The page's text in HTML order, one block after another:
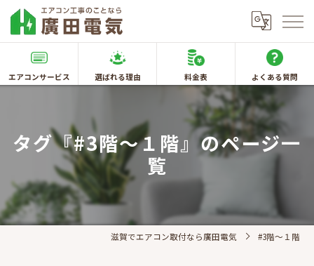
エアコンサービス 選ばれる理由 料金表 よくある質問
タグ『#3階～１階』のページ一
覧
滋賀でエアコン取付なら廣田電気 #3階～１階